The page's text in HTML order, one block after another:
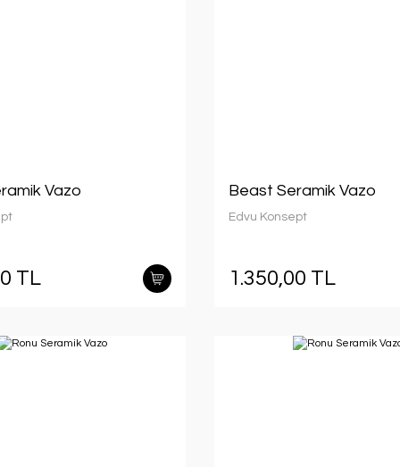
Vazo
TL
Beast Seramik Vazo
Edvu Konsept
1.350,00 TL